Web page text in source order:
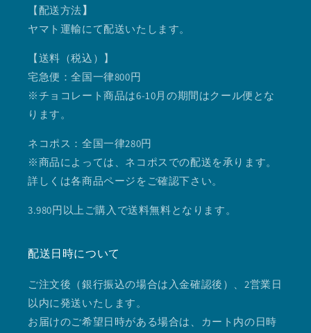
【配送方法】
ヤマト運輸にて配送いたします。
【送料（税込）】
宅急便：全国一律800円
※チョコレート商品は6-10月の期間はクール便とな
ります。
ネコポス：全国一律280円
※商品によっては、ネコポスでの配送を承ります。
詳しくは各商品ページをご確認下さい。
3.980円以上ご購入で送料無料となります。
配送日時について
ご注文後（銀行振込の場合は入金確認後）、2営業日
以内に発送いたします。
お届けのご希望日時がある場合は、カート内の日時